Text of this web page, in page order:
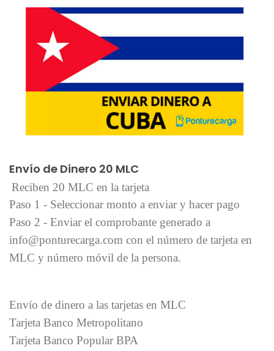
Envío de Dinero 20 MLC
Reciben 20 MLC en la tarjeta
Paso 1 - Seleccionar monto a enviar y hacer pago
Paso 2 - Enviar el comprobante generado a
info@ponturecarga.com con el número de tarjeta en
MLC y número móvil de la persona.
Envío de dinero a las tarjetas en MLC
Tarjeta Banco Metropolitano
Tarjeta Banco Popular BPA